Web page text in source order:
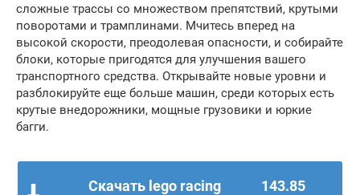
сложные трассы со множеством препятствий, крутыми
поворотами и трамплинами. Мчитесь вперед на
высокой скорости, преодолевая опасности, и собирайте
блоки, которые пригодятся для улучшения вашего
транспортного средства. Открывайте новые уровни и
разблокируйте еще больше машин, среди которых есть
крутые внедорожники, мощные грузовики и юркие
багги.
Скачать lego racing
143.85